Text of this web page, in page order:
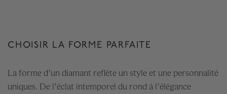
CHOISIR LA FORME PARFAITE
La forme d’un diamant reflète un style et une personnalité
uniques. De l’éclat intemporel du rond à l’élégance